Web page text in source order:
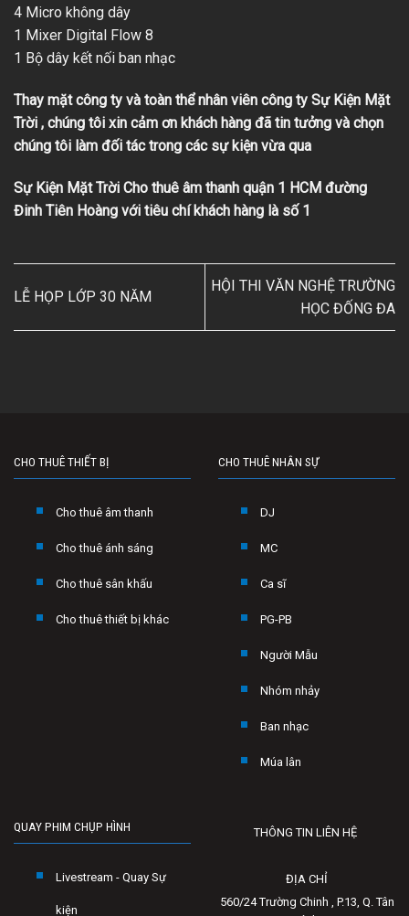
4 Micro không dây
1 Mixer Digital Flow 8
1 Bộ dây kết nối ban nhạc
Thay mặt công ty và toàn thể nhân viên công ty Sự Kiện Mặt
Trời , chúng tôi xin cảm ơn khách hàng đã tin tưởng và chọn
chúng tôi làm đối tác trong các sự kiện vừa qua
Sự Kiện Mặt Trời Cho thuê âm thanh quận 1 HCM đường
Đinh Tiên Hoàng với tiêu chí khách hàng là số 1
LỄ HỌP LỚP 30 NĂM
HỘI THI VĂN NGHỆ TRƯỜNG
HỌC ĐỐNG ĐA
CHO THUÊ THIẾT BỊ
Cho thuê âm thanh
Cho thuê ánh sáng
Cho thuê sân khấu
Cho thuê thiết bị khác
CHO THUÊ NHÂN SỰ
DJ
MC
Ca sĩ
PG-PB
Người Mẫu
Nhóm nhảy
Ban nhạc
Múa lân
QUAY PHIM CHỤP HÌNH
Livestream - Quay Sự
kiện
THÔNG TIN LIÊN HỆ
ĐỊA CHỈ
560/24 Trường Chinh , P.13, Q. Tân